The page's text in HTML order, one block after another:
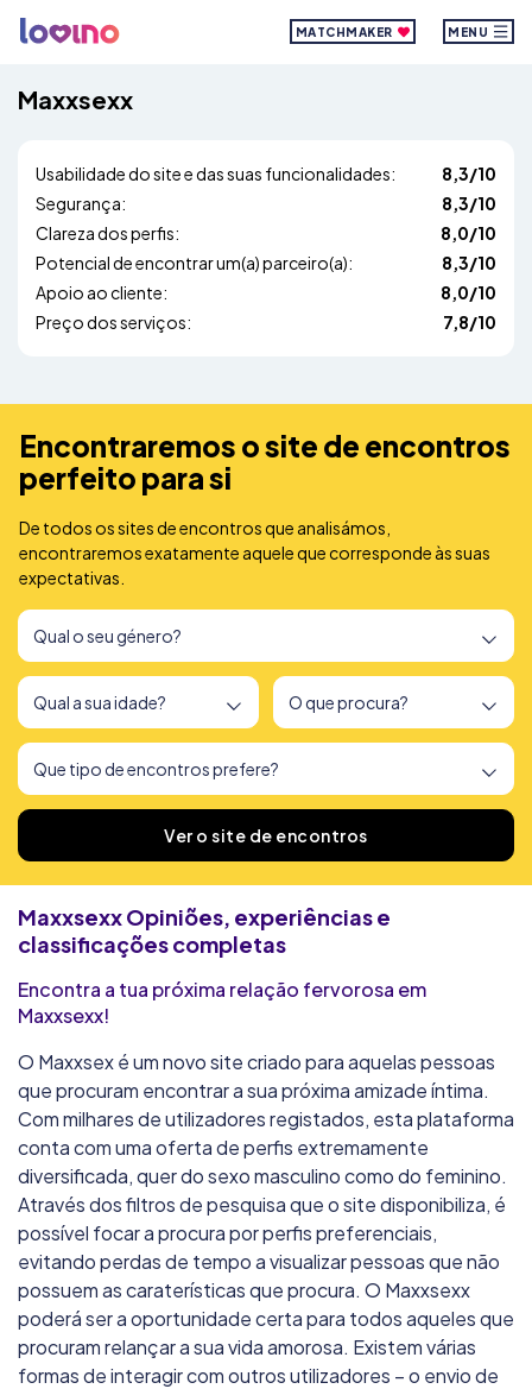
MATCHMAKER MENU
Maxxsexx
Usabilidade do site e das suas funcionalidades:
8,3/10
Segurança:
8,3/10
Clareza dos perfis:
8,0/10
Potencial de encontrar um(a) parceiro(a):
8,3/10
Apoio ao cliente:
8,0/10
Preço dos serviços:
7,8/10
Encontraremos o site de encontros
perfeito para si
De todos os sites de encontros que analisámos,
encontraremos exatamente aquele que corresponde às suas
expectativas.
Encontrámos Ver o site de encontros
MaxxsexxOpiniões, experiências e
classificações completas
Encontra a tua próxima relação fervorosa em
Maxxsexx!
O Maxxsex é um novo site criado para aquelas pessoas
que procuram encontrar a sua próxima amizade íntima.
Com milhares de utilizadores registados, esta plataforma
conta com uma oferta de perfis extremamente
diversificada, quer do sexo masculino como do feminino.
Através dos filtros de pesquisa que o site disponibiliza, é
possível focar a procura por perfis preferenciais,
evitando perdas de tempo a visualizar pessoas que não
possuem as caraterísticas que procura. O Maxxsexx
poderá ser a oportunidade certa para todos aqueles que
procuram relançar a sua vida amorosa. Existem várias
formas de interagir com outros utilizadores – o envio de